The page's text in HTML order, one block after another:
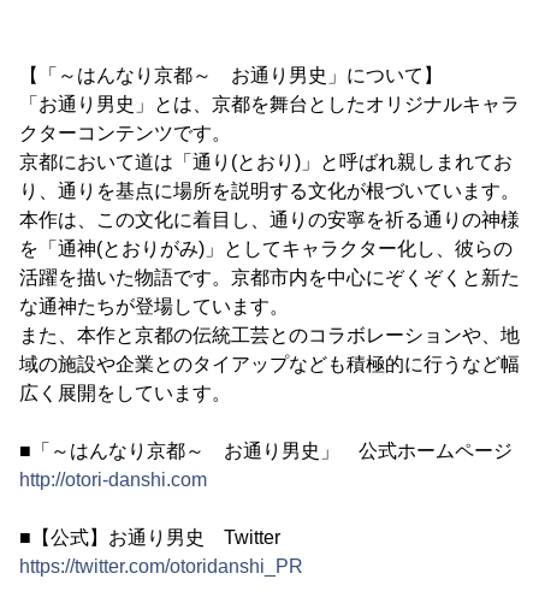
【「～はんなり京都～ お通り男史」について】
「お通り男史」とは、京都を舞台としたオリジナルキャラ
クターコンテンツです。
京都において道は「通り(とおり)」と呼ばれ親しまれてお
り、通りを基点に場所を説明する文化が根づいています。
本作は、この文化に着目し、通りの安寧を祈る通りの神様
を「通神(とおりがみ)」としてキャラクター化し、彼らの
活躍を描いた物語です。京都市内を中心にぞくぞくと新た
な通神たちが登場しています。
また、本作と京都の伝統工芸とのコラボレーションや、地
域の施設や企業とのタイアップなども積極的に行うなど幅
広く展開をしています。
■「～はんなり京都～ お通り男史」 公式ホームページ
http://otori-danshi.com
■【公式】お通り男史 Twitter
https://twitter.com/otoridanshi_PR